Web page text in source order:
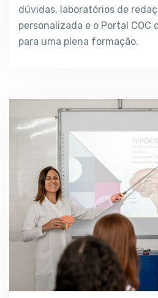
dúvidas, laboratórios de
personalizada e o Portal COC
para uma plena formação.